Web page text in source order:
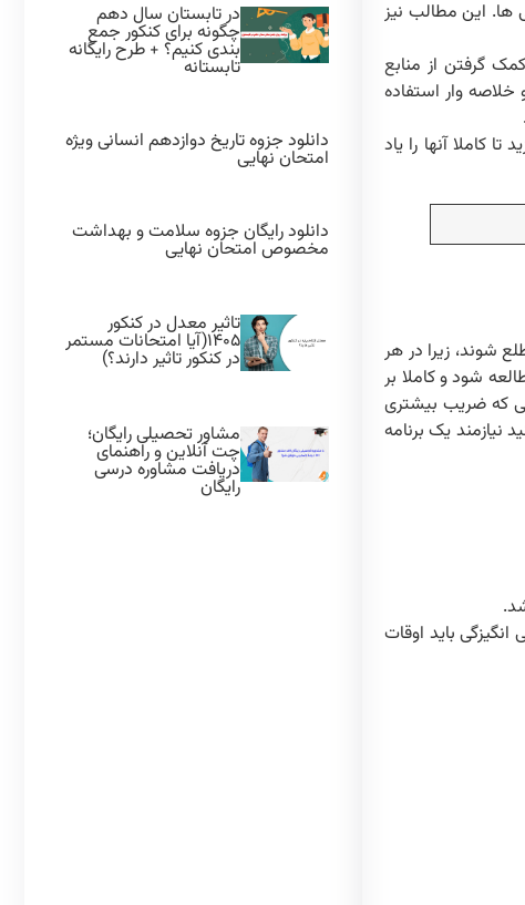
ها. این مطالب نیز
گرفتن از منابع
وار استفاده
کاملا آنها را یاد
شوند، زیرا در هر
شود و کاملا بر
دروسی که ضریب بیشتری
نیازمند یک برنامه
باید اوقات
در تابستان سال دهم
چگونه برای کنکور جمع
بندی کنیم؟ + طرح رایگانه
تابستانه
دانلود جزوه تاریخ دوازدهم انسانی ویژه
امتحان نهایی
دانلود رایگان جزوه سلامت و بهداشت
مخصوص امتحان نهایی
تاثیر معدل در کنکور
۱۴۰۵(آیا امتحانات مستمر
در کنکور تاثیر دارند؟)
مشاور تحصیلی رایگان؛
چت آنلاین و راهنمای
دریافت مشاوره درسی
رایگان